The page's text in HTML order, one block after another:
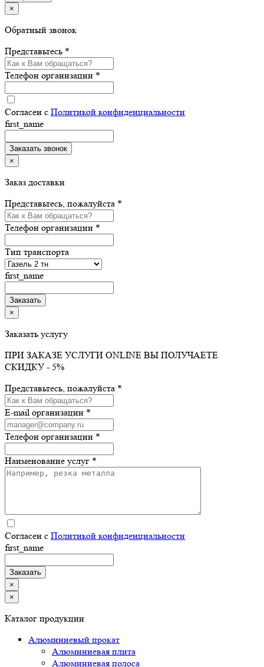
×
Обратный звонок
Представьтесь *
Телефон организации *
Согласен с Политикой конфиденциальности
first_name
×
Заказ доставки
Представьтесь, пожалуйста *
Телефон организации *
Тип транспорта
first_name
×
Заказать услугу
ПРИ ЗАКАЗЕ УСЛУГИ ONLINE ВЫ ПОЛУЧАЕТЕ
СКИДКУ - 5%
Представьтесь, пожалуйста *
E-mail организации *
Телефон организации *
Наименование услуг *
Согласен с Политикой конфиденциальности
first_name
×
×
Каталог продукции
Алюминиевый прокат
Алюминиевая плита
Алюминиевая полоса